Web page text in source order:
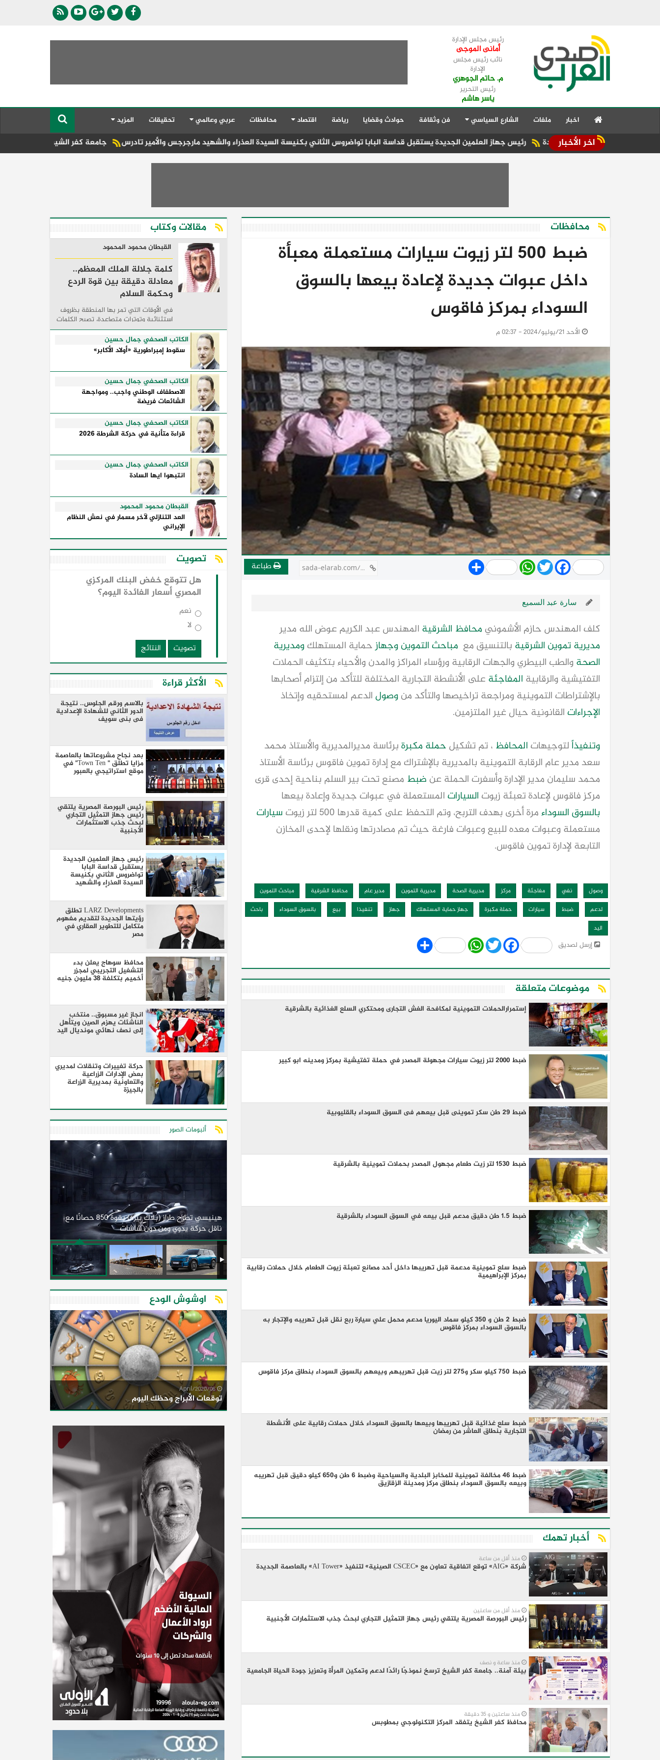
رئيس مجلس الإدارة
أمانى الموجى
نائب رئيس مجلس
الإدارة
م. حاتم الجوهري
رئيس التحرير
ياسر هاشم
اخبار ملفات الشارع السياسي فن وثقافة حوادث وقضايا رياضة اقتصاد محافظات عربي وعالمي تحقيقات المزيد
اخر الأخبار جامعة كفر الشيخ الحكومية والأهلية تتألقان رئيس جهاز العلمين الجديدة يستقبل قداسة البابا تواضروس الثاني بكنيسة السيدة العذراء والشهيد مارجرجس والأمير تادرس
محافظات
ضبط 500 لتر زيوت سيارات مستعملة معبأة
داخل عبوات جديدة لإعادة بيعها بالسوق
السوداء بمركز فاقوس
الأحد 21/يوليو/2024 - 02:37 م
Share WhatsApp
TwitterFacebook طباعة sada-elarab.com/732207
سارة عبد السميع
كلف المهندس حازم الأشموني محافظ الشرقية المهندس عبد الكريم عوض الله مدير
مديرية تموين الشرقية بالتنسيق مع مباحث التموينوجهازحماية المستهلكومديرية
الصحة والطب البيطري والجهات الرقابية ورؤساء المراكز والمدن والأحياء بتكثيف الحملات
التفتيشية والرقابية المفاجئة على الأنشطة التجارية المختلفة للتأكد من إلتزام أصحابها
بالإشتراطات التموينية ومراجعة تراخيصها والتأكد منوصول الدعم لمستحقيه وإتخاذ
الإجراءات القانونية حيال غير الملتزمين.
وتنفيذاً لتوجيهات المحافظ ، تم تشكيل حملة مكبرةبرئاسة مديرالمديرية والأستاذ محمد
سعد مدير عام الرقابة التموينية بالمديرية بالإشتراك مع إدارة تموين فاقوس برئاسة الأستاذ
محمد سليمان مدير الإدارة وأسفرت الحملة عن ضبط مصنع تحت بير السلم بناحية إحدى قرى
مركز فاقوس لإعادة تعبئة زيوت السيارات المستعملة في عبوات جديدة وإعادة بيعها
بالسوق السوداءمرة أخرى بهدف التربح، وتم التحفظ على كمية قدرها 500 لتر زيوت
سيارات
مستعملة وعبوات معده للبيع وعبوات فارغة حيث تم مصادرتها ونقلها لإحدى المخازن
التابعة لإدارة تموين فاقوس.
وصول نفي مفاجئة مركز مديرية الصحة مديرية التموين مدير عام محافظ الشرقية
مباحث التموين
لدعم
ضبط سيارات حملة مكبرة جهاز حماية المستهلك جهاز تنفيذا بيع بالسوق السوداء
باحث
اليد
إرسل لصديق Share WhatsApp
Twitter Facebook
موضوعات متعلقة
إستمرارالحملات التموينية لمكافحة الغش التجارى ومحتكري السلع الغذائية بالشرقية
ضبط ٢٠٠٠ لتر زيوت سيارات مجهولة المصدر في حملة تفتيشية بمركز ومدينه ابو كبير
ضبط 29 طن سكر تموينى قبل بيعهم فى السوق السوداء بالقليوبية
ضبط 1530 لتر زيت طعام مجهول المصدر بحملات تموينية بالشرقية
ضبط 1.5 طن دقيق مدعم قبل بيعه في السوق السوداء بالشرقية
ضبط سلع تموينية مدعمة قبل تهريبها داخل أحد مصانع تعبئة زيوت الطعام خلال حملات رقابية
بمركز الإبراهيمية
ضبط 2 طن و 350 كيلو سماد اليوريا مدعم محمل علي سيارة ربع نقل قبل تهريبه والإتجار به
بالسوق السوداء بمركز فاقوس
ضبط 750 كيلو سكر و275 لتر زيت قبل تهريبهم وبيعهم بالسوق السوداء بنطاق مركز فاقوس
ضبط سلع غذائية قبل تهريبها وبيعها بالسوق السوداء خلال حملات رقابية على الأنشطة
التجارية بنطاق العاشر من رمضان
ضبط 46 مخالفة تموينية للمخابز البلدية والسياحية وضبط 6 طن و650 كيلو دقيق قبل تهريبه
وبيعه بالسوق السوداء بنطاق مركز ومدينة الزقازيق
أخبار تهمك
منذ أقل من ساعة
شركة «AIG» توقع اتفاقية تعاون مع «CSCEC الصينية» لتنفيذ «AI Tower» بالعاصمة الجديدة
منذ أقل من ساعتين
رئيس البورصة المصرية يلتقي رئيس جهاز التمثيل التجاري لبحث جذب الاستثمارات الأجنبية
منذ ساعة و نصف
بيئة آمنة.. جامعة كفر الشيخ ترسخ نموذجًا رائدًا لدعم وتمكين المرأة وتعزيز جودة الحياة الجامعية
منذ ساعتين و 35 دقيقة
محافظ كفر الشيخ يتفقد المركز التكنولوجي بمطوبس
مقالات وكتاب
القبطان محمود المحمود
كلمة جلالة الملك المعظم..
معادلة دقيقة بين قوة الردع
وحكمة السلام
في الأوقات التي تمر بها المنطقة بظروف
استثنائية وتوترات متصاعدة، تصبح الكلمات
السياسية أكثر من مجرد مواقف معلنة؛ فهي
تكشف طريقة تفكير الدول، وكيفية إدارتها
للأزمات، والحدود التي تفصل بين القوة ...
الكاتب الصحفي جمال حسين
سقوط إمبراطورية «أولاد الأكابر»
الكاتب الصحفي جمال حسين
الاصطفاف الوطني واجب.. ومواجهة
الشائعات فريضة
الكاتب الصحفي جمال حسين
قراءة متأنية في حركة الشرطة 2026
الكاتب الصحفي جمال حسين
انتبهوا ايها السادة
القبطان محمود المحمود
العد التنازلي لآخر مسمار في نعش النظام
الإيراني
تصويت
هل تتوقع خفض البنك المركزي
المصري أسعار الفائدة اليوم؟
نعم
لا
تصويت
النتائج
الأكثر قراءة
بالاسم ورقم الجلوس.. نتيجة
الدور الثاني للشهادة الإعدادية
فى بنى سويف
بعد نجاح مشروعاتها بالعاصمة
مزايا تطلق " Town Ten" في
موقع استراتيجي بالعبور
رئيس البورصة المصرية يلتقي
رئيس جهاز التمثيل التجاري
لبحث جذب الاستثمارات
الأجنبية
رئيس جهاز العلمين الجديدة
يستقبل قداسة البابا
تواضروس الثاني بكنيسة
السيدة العذراء والشهيد
مارجرجس والأمير تادرس
LARZ Developments تطلق
رؤيتها الجديدة لتقديم مفهوم
متكامل للتطوير العقاري في
مصر
محافظ سوهاج يعلن بدء
التشغيل التجريبي لمجزر
أخميم بتكلفة 38 مليون جنيه
انجاز غير مسبوق.. منتخب
الناشئات يهزم الصين ويتأهل
إلى نصف نهائي مونديال اليد
حركة تغييرات وتنقلات لمديري
بعض الإدارات الزراعية
والتعاونية بمديرية الزراعة
بالجيزة
ألبومات الصور
هينيسي تطرح طراز (بلاك بيرد) بقوة 850 حصانًا مع
ناقل حركة يدوي ومن دون شاشات
وزير النقل يدشن 20 أتوبيسًا جديدًا مكيفًا من إنتاج شركة
النصر للسيارات إلى شركة الاتحاد العربي للنقل البري كيا EV9 GT للباحثين عن متعة قيادة السيارات الكهربائية
العائلية
اوشوش الودع
06/April/2020
توقعات الأبراج وحظك اليوم